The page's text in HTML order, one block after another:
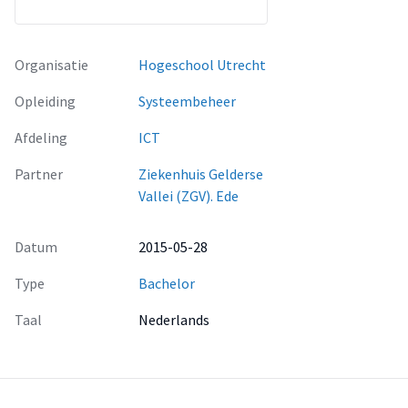
Organisatie
Hogeschool Utrecht
Opleiding
Systeembeheer
Afdeling
ICT
Partner
Ziekenhuis Gelderse
Vallei (ZGV). Ede
Datum
2015-05-28
Type
Bachelor
Taal
Nederlands